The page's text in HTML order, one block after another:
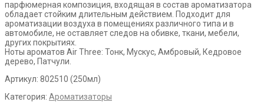
парфюмерная композиция, входящая в состав ароматизатора
обладает стойким длительным действием. Подходит для
ароматизации воздуха в помещениях различного типа и в
автомобиле, не оставляет следов на обивке, ткани, мебели,
других покрытиях.
Ноты ароматов Air Three: Тонк, Мускус, Амбровый, Кедровое
дерево, Патчули.
Артикул: 802510 (250мл)
Категория: Ароматизаторы